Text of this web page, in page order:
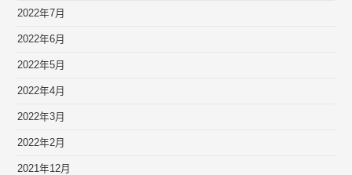
2022年7月
2022年6月
2022年5月
2022年4月
2022年3月
2022年2月
2021年12月